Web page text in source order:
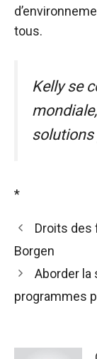
tous.
Kelly se
solutions
*
Droits des
Borgen
Aborder la
programmes